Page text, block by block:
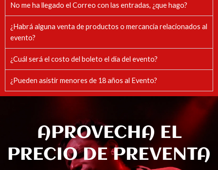
No me ha llegado el Correo con las entradas, ¿que hago?
¿Habrá alguna venta de productos o mercancía relacionados al
evento?
¿Cuál será el costo del boleto el día del evento?
¿Pueden asistir menores de 18 años al Evento?
APROVECHA EL
PRECIO DE PREVENTA